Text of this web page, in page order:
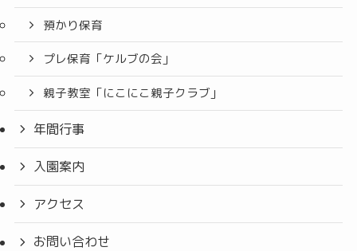
預かり保育
プレ保育「ケルブの会」
親子教室「にこにこ親子クラブ」
年間行事
入園案内
アクセス
お問い合わせ